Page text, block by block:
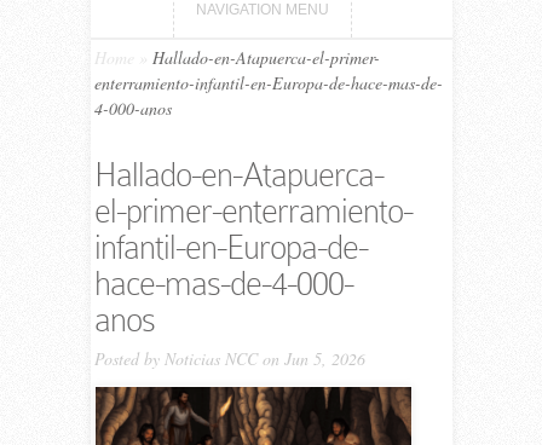
NAVIGATION MENU
Home
Hallado-en-Atapuerca-el-primer-
enterramiento-infantil-en-Europa-de-hace-mas-de-
4-000-anos
Hallado-en-Atapuerca-
el-primer-enterramiento-
infantil-en-Europa-de-
hace-mas-de-4-000-
anos
Posted by Noticias NCCon Jun 5, 2026